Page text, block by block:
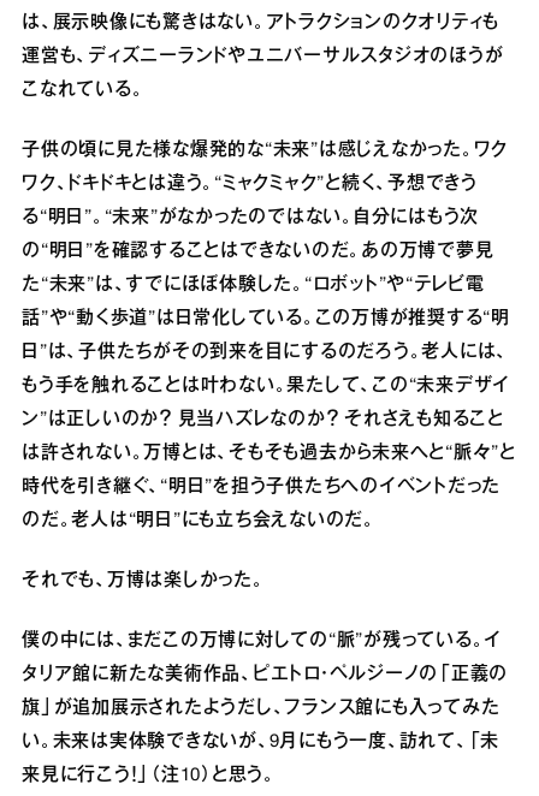
は、展示映像にも驚きはない。アトラクションのクオリティも
運営も、ディズニーランドやユニバーサルスタジオのほうが
こなれている。
子供の頃に見た様な爆発的な“未来”は感じえなかった。ワク
ワク、ドキドキとは違う。“ミャクミャク”と続く、予想できう
る“明日”。“未来”がなかったのではない。自分にはもう次
の“明日”を確認することはできないのだ。あの万博で夢見
た“未来”は、すでにほぼ体験した。“ロボット”や“テレビ電
話”や“動く歩道”は日常化している。この万博が推奨する“明
日”は、子供たちがその到来を目にするのだろう。老人には、
もう手を触れることは叶わない。果たして、この“未来デザイ
ン”は正しいのか？ 見当ハズレなのか？ それさえも知ること
は許されない。万博とは、そもそも過去から未来へと“脈々”と
時代を引き継ぐ、“明日”を担う子供たちへのイベントだった
のだ。老人は“明日”にも立ち会えないのだ。
それでも、万博は楽しかった。
僕の中には、まだこの万博に対しての“脈”が残っている。イ
タリア館に新たな美術作品、ピエトロ・ペルジーノの「正義の
旗」が追加展示されたようだし、フランス館にも入ってみた
い。未来は実体験できないが、9月にもう一度、訪れて、「未
来見に行こう！」（注10）と思う。